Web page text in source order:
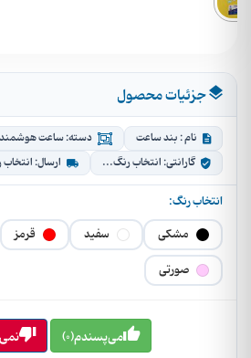
جزئیات محصول
نام : بند ساعت
دسته: ساعت هوشمند
گارانتی: انتخاب رنگ...
ارسال:
انتخاب رنگ:
مشکی
سفید قرمز
صورتی
می‌پسندم(0)